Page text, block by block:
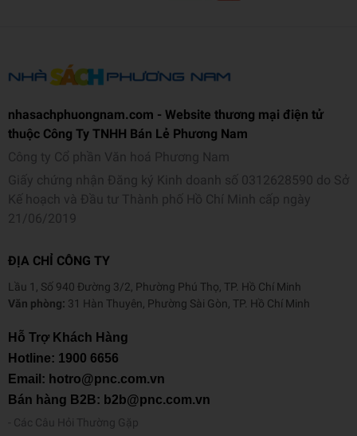
nhasachphuongnam.com - Website thương mại điện tử
thuộc Công Ty TNHH Bán Lẻ Phương Nam
Công ty Cổ phần Văn hoá Phương Nam
Giấy chứng nhận Đăng ký Kinh doanh số 0312628590 do Sở
Kế hoạch và Đầu tư Thành phố Hồ Chí Minh cấp ngày
21/06/2019
ĐỊA CHỈ CÔNG TY
Lầu 1, Số 940 Đường 3/2, Phường Phú Thọ, TP. Hồ Chí Minh
Văn phòng: 31 Hàn Thuyên, Phường Sài Gòn, TP. Hồ Chí Minh
Hỗ Trợ Khách Hàng
Hotline: 1900 6656
Email: hotro@pnc.com.vn
Bán hàng B2B: b2b@pnc.com.vn
Các Câu Hỏi Thường Gặp